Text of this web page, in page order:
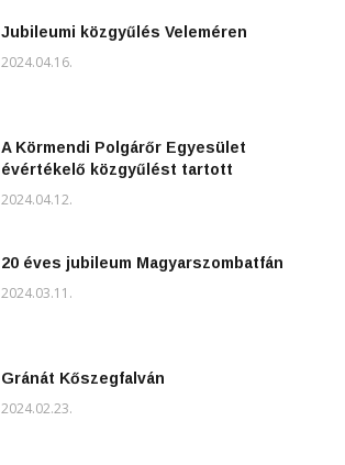
Jubileumi közgyűlés Veleméren
2024.04.16.
A Körmendi Polgárőr Egyesület
évértékelő közgyűlést tartott
2024.04.12.
20 éves jubileum Magyarszombatfán
2024.03.11.
Gránát Kőszegfalván
2024.02.23.